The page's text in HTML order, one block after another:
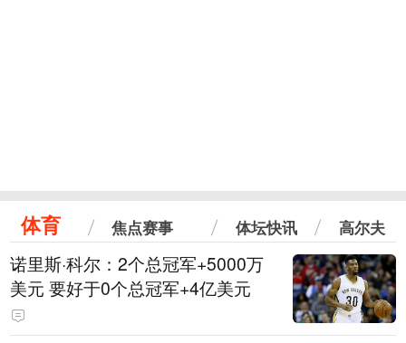
体育 焦点赛事 体坛快讯 高尔夫
诺里斯·科尔：2个总冠军+5000万
美元 要好于0个总冠军+4亿美元